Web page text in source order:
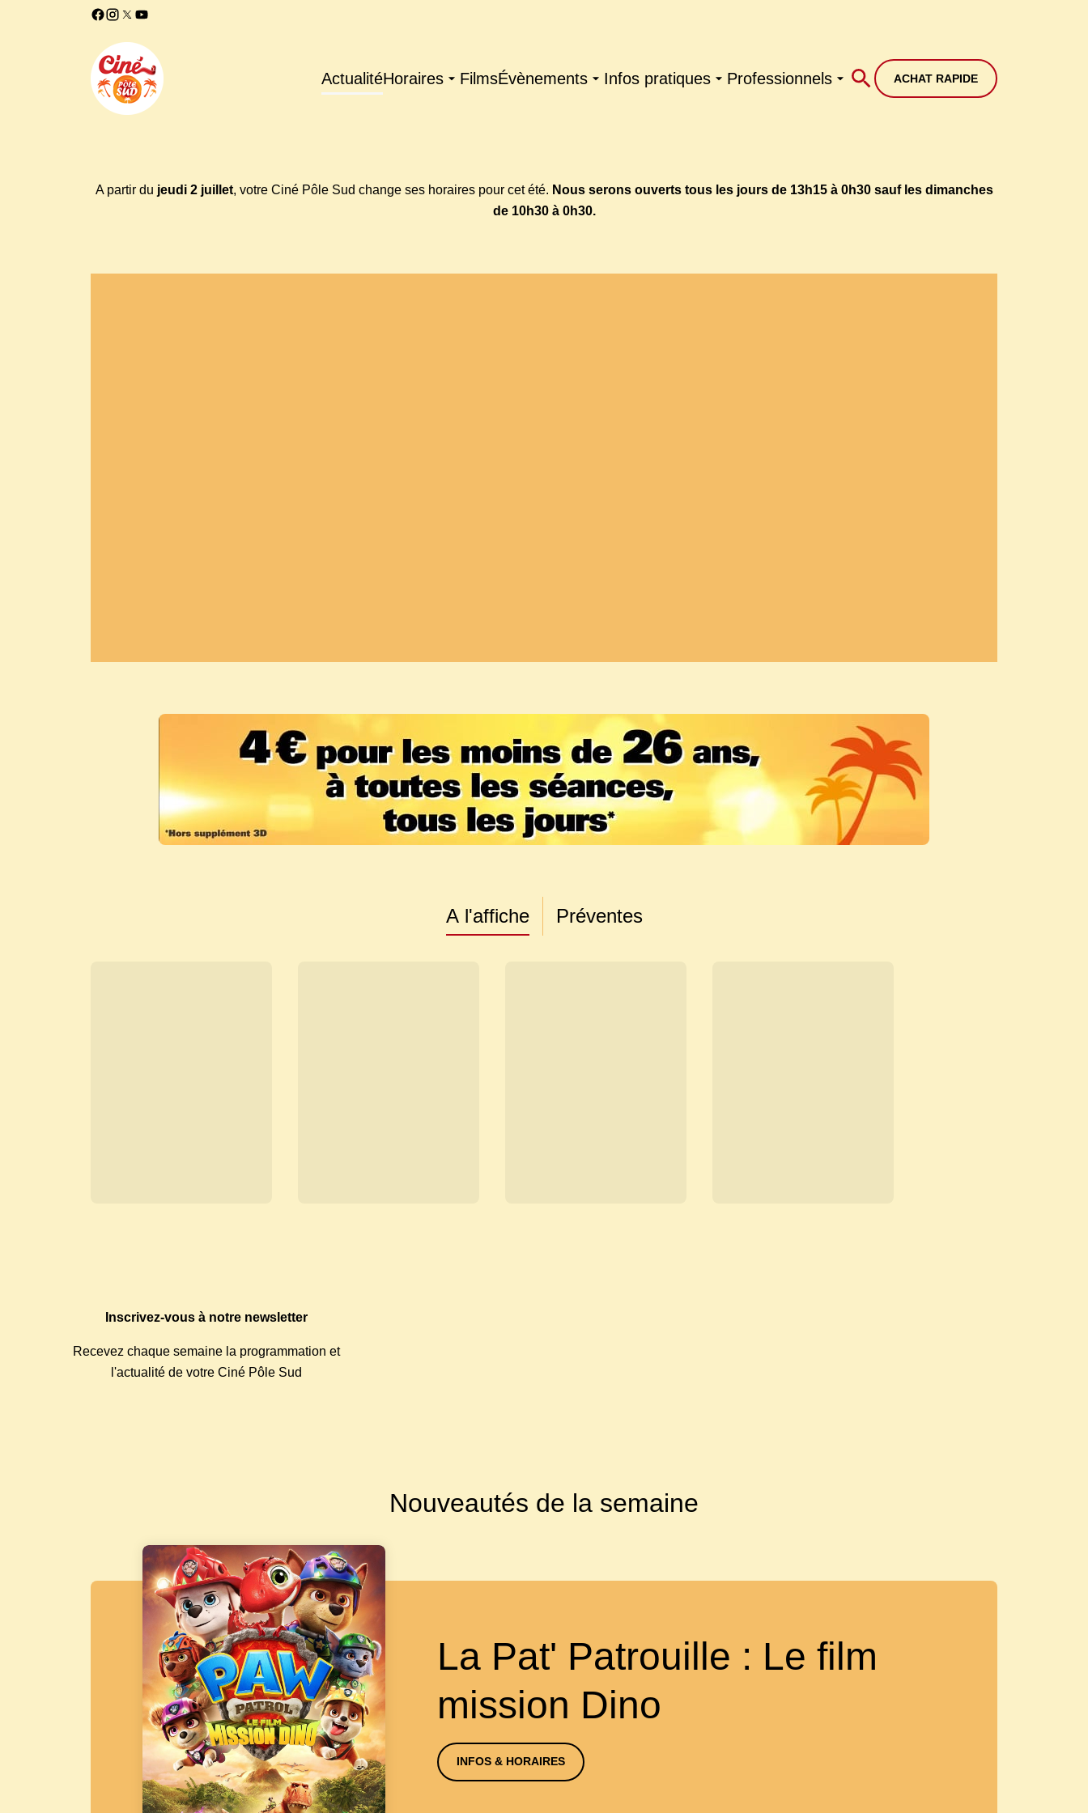
ActualitéHoraires FilmsÉvènements Infos pratiques Professionnels ACHAT RAPIDE
A partir du jeudi 2 juillet, votre Ciné Pôle Sud change ses horaires pour cet été. Nous serons ouverts tous les jours de 13h15à 0h30 sauf les dimanches
de 10h30 à 0h30.
A l'affiche Préventes
Inscrivez-vous à notre newsletter
Recevez chaque semaine la programmation et
l'actualité de votre Ciné Pôle Sud
Nouveautés de la semaine
La Pat' Patrouille : Le film
mission Dino
INFOS & HORAIRES